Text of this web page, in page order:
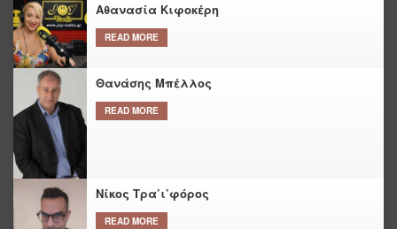
Αθανασία Κιφοκέρη
READ MORE
Θανάσης Μπέλλος
READ MORE
Νίκος Τρα’ι’φόρος
READ MORE